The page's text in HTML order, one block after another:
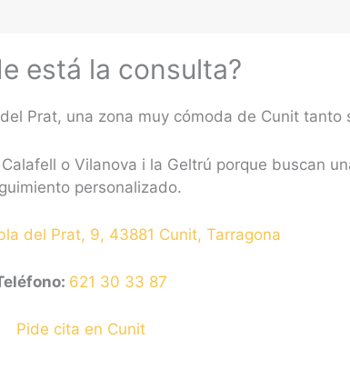
está la consulta?
Prat, una zona muy cómoda de Cunit
o Vilanova i la Geltrú porque buscan
personalizado.
del Prat, 9, 43881 Cunit, Tarragona
621 30 33 87
Pide cita en Cunit